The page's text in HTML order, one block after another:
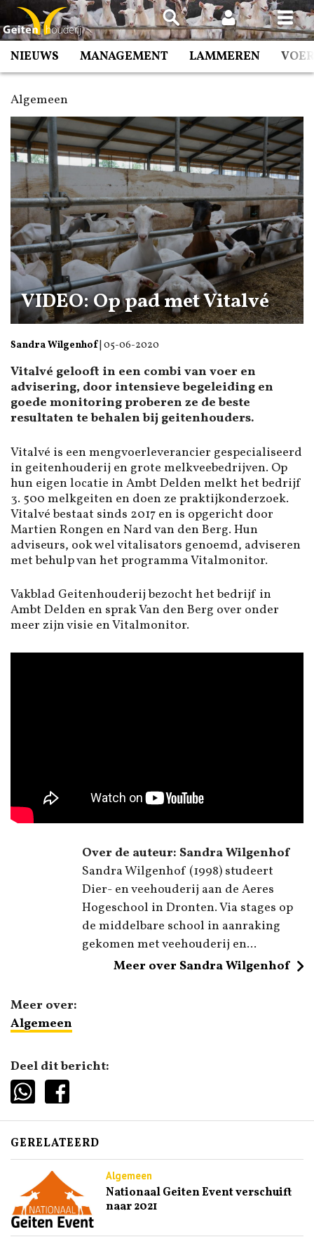
Spring
naar
inhoud
NIEUWS MANAGEMENT LAMMEREN
Algemeen
VIDEO: Op pad met Vitalvé
Sandra Wilgenhof| 05-06-2020
Vitalvé gelooft in een combi van voer en
advisering, door intensieve begeleiding en
goede monitoring proberen ze de beste
resultaten te behalen bij geitenhouders.
Vitalvé is een mengvoerleverancier gespecialiseerd
in geitenhouderij en grote melkveebedrijven. Op
hun eigen locatie in Ambt Delden melkt het bedrijf
3. 500 melkgeiten en doen ze praktijkonderzoek.
Vitalvé bestaat sinds 2017 en is opgericht door
Martien Rongen en Nard van den Berg. Hun
adviseurs, ook wel vitalisators genoemd, adviseren
met behulp van het programma Vitalmonitor.
Vakblad Geitenhouderij bezocht het bedrijf in
Ambt Delden en sprak Van den Berg over onder
meer zijn visie en Vitalmonitor.
Over de auteur: Sandra Wilgenhof
Sandra Wilgenhof (1998) studeert
Dier- en veehouderij aan de Aeres
Hogeschool in Dronten. Via stages op
de middelbare school in aanraking
gekomen met veehouderij en...
Meer over Sandra Wilgenhof
Meer over:
Algemeen
Deel dit bericht:
GERELATEERD
Algemeen
Nationaal Geiten Event verschuift
naar 2021